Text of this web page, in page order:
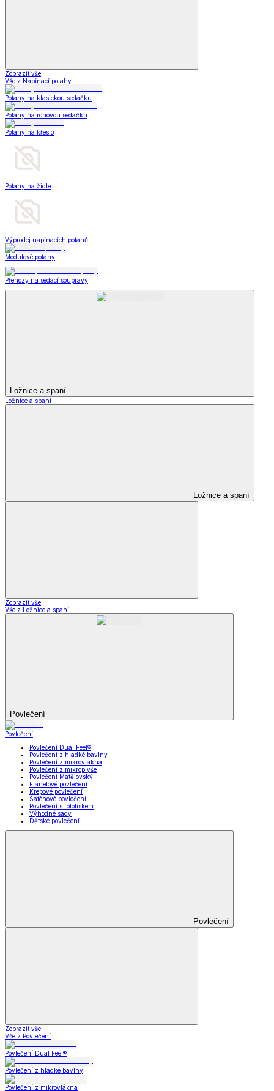
Zobrazit vše
Vše z Napínací potahy
Potahy na klasickou sedačku
Potahy na rohovou sedačku
Potahy na křeslo
Potahy na židle
Výprodej napínacích potahů
Modulové potahy
Přehozy na sedací soupravy
Ložnice a spaní
Ložnice a spaní
Ložnice a spaní
Zobrazit vše
Vše z Ložnice a spaní
Povlečení
Povlečení
Povlečení Dual Feel®
Povlečení z hladké bavlny
Povlečení z mikrovlákna
Povlečení z mikroplyše
Povlečení Matějovský
Flanelové povlečení
Krepové povlečení
Saténové povlečení
Povlečení s fototiskem
Výhodné sady
Dětské povlečení
Povlečení
Zobrazit vše
Vše z Povlečení
Povlečení Dual Feel®
Povlečení z hladké bavlny
Povlečení z mikrovlákna